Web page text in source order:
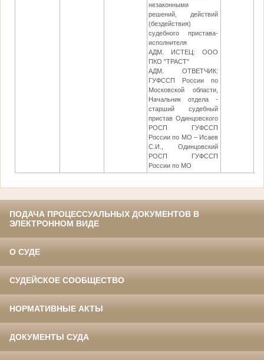
незаконными
решений, действий
(бездействия)
судебного пристава-
исполнителя
АДМ. ИСТЕЦ: ООО
ПКО "ТРАСТ"
АДМ. ОТВЕТЧИК:
ГУФССП России по
Московской области,
Начальник отдела -
старший судебный
пристав Одинцовского
РОСП ГУФССП
России по МО – Исаев
С.И., Одинцовский
РОСП ГУФССП
России по МО
ПОДАЧА ПРОЦЕССУАЛЬНЫХ ДОКУМЕНТОВ В
ЭЛЕКТРОННОМ ВИДЕ
О СУДЕ
СУДЕЙСКОЕ СООБЩЕСТВО
НОРМАТИВНЫЕ АКТЫ
ДОКУМЕНТЫ СУДА